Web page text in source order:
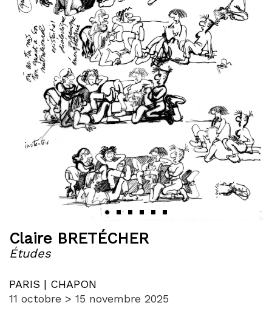
Claire BRETÉCHER
Études
PARIS | CHAPON
11 octobre > 15 novembre 2025